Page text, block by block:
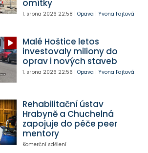
omítky
1. srpna 2026 22:58 | Opava | Yvona Fajtová
Malé Hoštice letos
investovaly miliony do
oprav i nových staveb
1. srpna 2026 22:56 | Opava | Yvona Fajtová
Rehabilitační ústav
Hrabyně a Chuchelná
zapojuje do péče peer
mentory
Komerční sdělení